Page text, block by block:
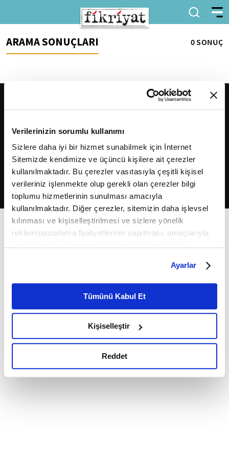
Verilerinizin sorumlu kullanımı
Sizlere daha iyi bir hizmet sunabilmek için İnternet
Sitemizde kendimize ve üçüncü kişilere ait çerezler
kullanılmaktadır. Bu çerezler vasıtasıyla çeşitli kişisel
verileriniz işlenmekte olup gerekli olan çerezler bilgi
toplumu hizmetlerinin sunulması amacıyla
kullanılmaktadır. Diğer çerezler, sitemizin daha işlevsel
kılınması ve kişiselleştirilmesi ve sizlere yönelik
reklam/pazarlama faaliyetlerinin yapılması, amaçlarıyla
belirleyebilirsiniz. Çerezlere ilişkin detaylı bilgi için
Ayarlar butonuna tıklayabilir,Çerez Bilgilendirme
Metnimizi ziyaret edebilirsiniz.
6698 sayılı Kişisel Verilerin Korunması Kanunu uyarınca
okumak ve sitemizi ziyaretiniz kapsamında
gerçekleştirilen veri işleme faaliyetleri ile ilgili daha
detaylı bilgi almak için lütfentıklayınız.
Ayarlar
Tümünü Kabul Et
Kişiselleştir
Reddet
ARAMA SONUÇLARI 0 SONUÇ
2026Fikriyat. Tüm hakları saklıdır.